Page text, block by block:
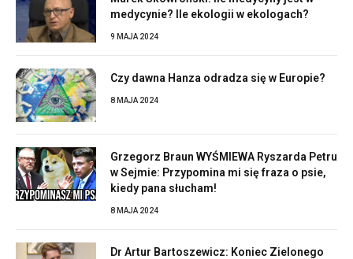
medycynie? Ile ekologii w ekologach?
9 MAJA 2024
Czy dawna Hanza odradza się w Europie?
8 MAJA 2024
Grzegorz Braun WYŚMIEWA Ryszarda Petru
w Sejmie: Przypomina mi się fraza o psie,
kiedy pana słucham!
8 MAJA 2024
Dr Artur Bartoszewicz: Koniec Zielonego